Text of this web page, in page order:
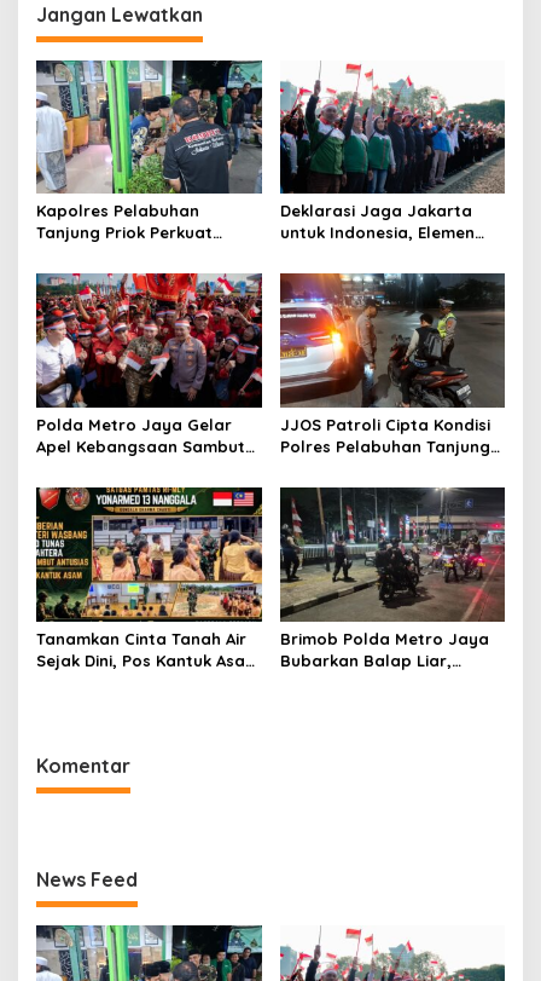
a
s
i
p
o
s
Jangan Lewatkan
Kapolres Pelabuhan
Tanjung Priok Perkuat
Jakarta
Deklarasi Jaga Jakarta
untuk Indonesia, Elemen
Keamanan dan Persatuan
Polda Metro Jaya Gelar
Apel Kebangsaan Sambut
Republik Indonesia
JJOS Patroli Cipta Kondisi
Polres Pelabuhan Tanjung
Jalanan dan Gangguan
Kamtibmas
Tanamkan Cinta Tanah Air
Sejak Dini, Pos Kantuk Asam
Biru
Brimob Polda Metro Jaya
Bubarkan Balap Liar,
Komentar
News Feed